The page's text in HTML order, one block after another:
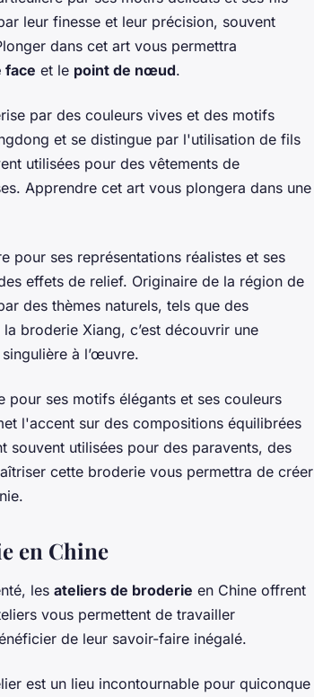
leur finesse et leur précision, souvent
dans cet art vous permettra
face et le point de nœud.
par des couleurs vives et des motifs
et se distingue par l'utilisation de fils
utilisées pour des vêtements de
Apprendre cet art vous plongera dans une
pour ses représentations réalistes et ses
effets de relief. Originaire de la région de
des thèmes naturels, tels que des
broderie Xiang, c’est découvrir une
à l’œuvre.
pour ses motifs élégants et ses couleurs
l'accent sur des compositions équilibrées
utilisées pour des paravents, des
cette broderie vous permettra de créer
en Chine
les ateliers de broderie en Chine offrent
vous permettent de travailler
de leur savoir-faire inégalé.
est un lieu incontournable pour quiconque